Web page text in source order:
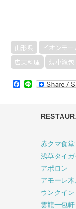
山形県 イオンモー
広東料理
焼小籠包
Facebook
Line
赤クマ食堂
浅草タイガ
アポロン
アモーレ
ウンクイン
雲龍一包軒